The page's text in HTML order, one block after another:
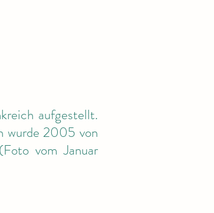
aufgestellt.
wurde 2005 von
vom Januar